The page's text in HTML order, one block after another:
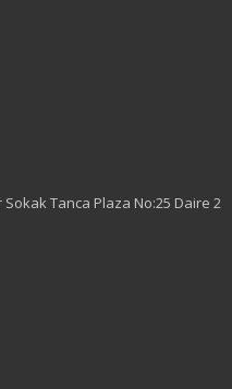
Tanca Plaza No:25 Daire 2